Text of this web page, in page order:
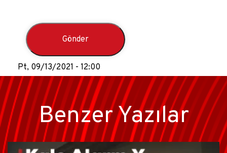
Pt, 09/13/2021 - 12:00
Benzer Yazılar